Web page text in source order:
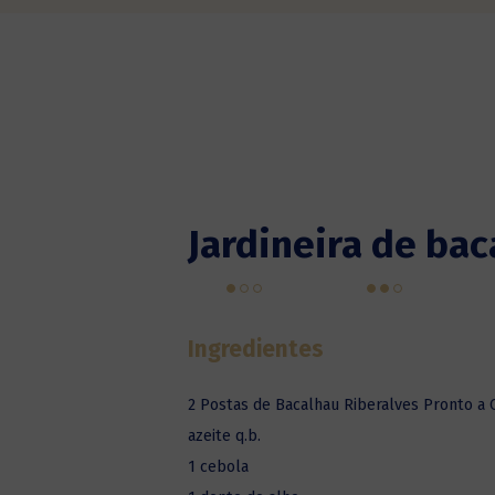
Jardineira de
Ingredientes
2 Postas de Bacalhau Riberalves Pronto a
azeite q.b.
1 cebola